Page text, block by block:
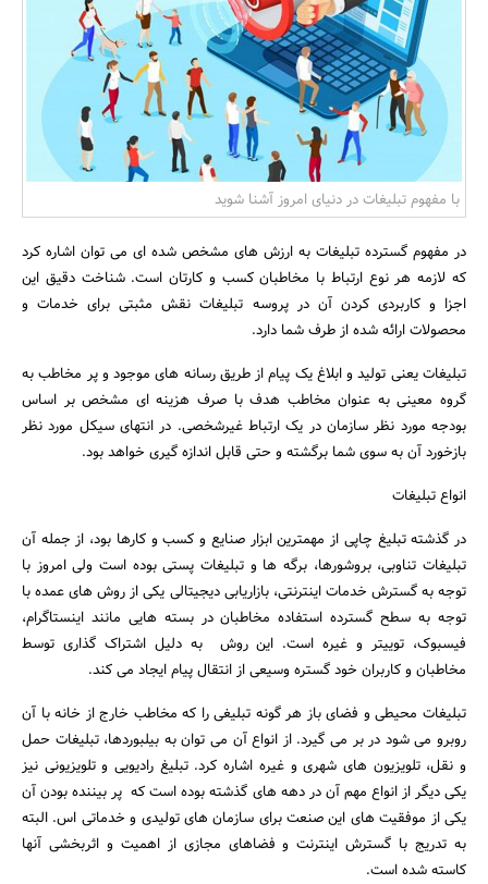
بانک، بیمه و سرمایه
مسکن و ساختمان
با مفهوم تبلیغات در دنیای امروز آشنا شوید
در مفهوم گسترده تبلیغات به ارزش های مشخص شده ای می توان اشاره کرد
که لازمه هر نوع ارتباط با مخاطبان کسب و کارتان است. شناخت دقیق این
اجزا و کاربردی کردن آن در پروسه تبلیغات نقش مثبتی برای خدمات و
محصولات ارائه شده از طرف شما دارد.
تبلیغات یعنی تولید و ابلاغ یک پیام از طریق رسانه های موجود و پر مخاطب به
گروه معینی به عنوان مخاطب هدف با صرف هزینه ای مشخص بر اساس
بودجه مورد نظر سازمان در یک ارتباط غیرشخصی. در انتهای سیکل مورد نظر
بازخورد آن به سوی شما برگشته و حتی قابل اندازه گیری خواهد بود.
انواع تبلیغات
در گذشته تبلیغ چاپی از مهمترین ابزار صنایع و کسب و کارها بود، از جمله آن
تبلیغات تناوبی، بروشورها، برگه ها و تبلیغات پستی بوده است ولی امروز با
توجه به گسترش خدمات اینترنتی، بازاریابی دیجیتالی یکی از روش های عمده با
توجه به سطح گسترده استفاده مخاطبان در بسته هایی مانند اینستاگرام،
فیسبوک، توییتر و غیره است. این روش به دلیل اشتراک گذاری توسط
مخاطبان و کاربران خود گستره وسیعی از انتقال پیام ایجاد می کند.
تبلیغات محیطی و فضای باز هر گونه تبلیغی را که مخاطب خارج از خانه با آن
روبرو می شود در بر می گیرد. از انواع آن می توان به بیلبوردها، تبلیغات حمل
و نقل، تلویزیون های شهری و غیره اشاره کرد. تبلیغ رادیویی و تلویزیونی نیز
یکی دیگر از انواع مهم آن در دهه های گذشته بوده است که پر بیننده بودن آن
یکی از موفقیت های این صنعت برای سازمان های تولیدی و خدماتی اس. البته
به تدریج با گسترش اینترنت و فضاهای مجازی از اهمیت و اثربخشی آنها
کاسته شده است.